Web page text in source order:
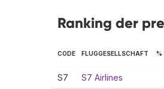
Ranking der
CODE FLUGGESELLSCHAFT %
S7 S7 Airlines